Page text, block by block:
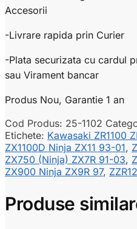
Accesorii
-Livrare rapida prin Curier
-Plata securizata cu cardul
sau Virament bancar
Produs Nou, Garantie 1 an
Cod Produs: 25-1102
Etichete: Kawasaki ZR1100
ZX1100D Ninja ZX11 93-01,
ZX750 (Ninja) ZX7R 91-03,
ZX900 Ninja ZX9R 97,
Produse